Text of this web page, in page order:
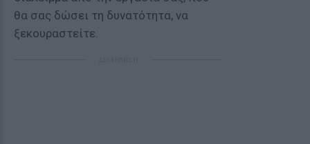
θα σας δώσει τη δυνατότητα, να
ξεκουραστείτε.